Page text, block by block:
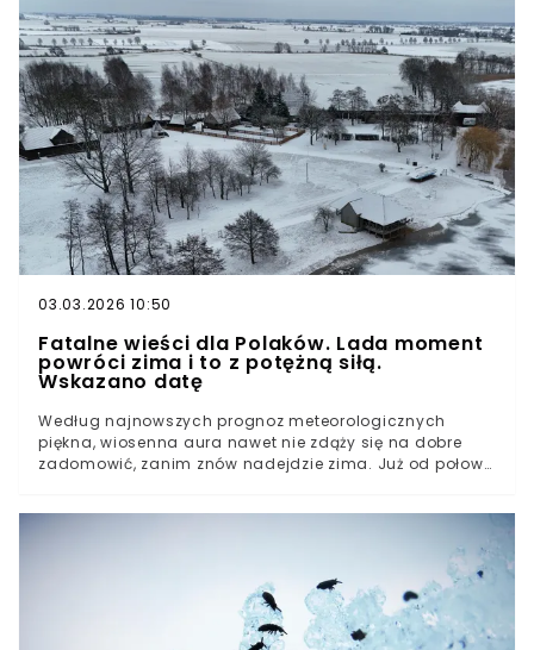
wyrównać teren, poprawić strukturę gleby i przywrócić
trawie zdrowy wygląd.Z tego artykułu dowiesz się:czym
jest top-dressing trawnika i kiedy go wykonać –
regeneracja po zimie, najlepszy termin, efektydlaczego
trawnik robi się „gąbczasty” i jak to naprawić – zbita
gleba, brak tlenu, problemy z wodąjak zrobić top-
dressing krok po kroku – proporcje mieszanki, ilość,
podlewanie i regeneracja
03.03.2026 10:50
Fatalne wieści dla Polaków. Lada moment
powróci zima i to z potężną siłą.
Wskazano datę
Według najnowszych prognoz meteorologicznych
piękna, wiosenna aura nawet nie zdąży się na dobre
zadomowić, zanim znów nadejdzie zima. Już od połowy
stan upraw rolnych.Słońce i dwucyfrowe temperatury.
uderzenie w połowie marca. Dwucyfrowy mróz znów
nad krajemBiałe uderzenie w połowie marca. Możliwe
intensywne opady śniegu